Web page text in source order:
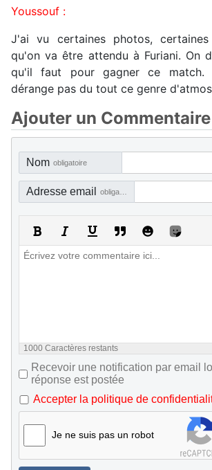
Youssouf :
J'ai vu certaines photos,
qu'on va être attendu à Furiani. On
qu'il faut pour gagner ce
dérange pas du tout ce genre
Ajouter un Commentaire
Nom obligatoire
Adresse email
1000 Caractères restants
Recevoir une notification par email
réponse est postée
Accepter la politique de
Je ne suis pas un robot